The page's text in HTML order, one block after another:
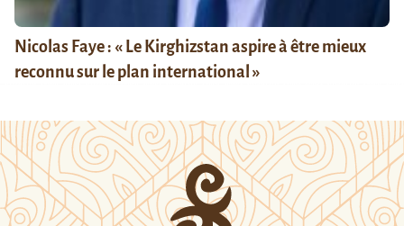
Nicolas Faye : « Le Kirghizstan aspire à être mieux
reconnu sur le plan international »